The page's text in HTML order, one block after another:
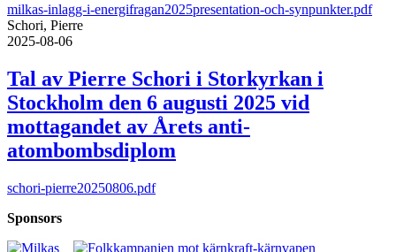
milkas-inlagg-i-energifragan2025presentation-och-synpunkter.pdf
Schori, Pierre
2025-08-06
Tal av Pierre Schori i Storkyrkan i
Stockholm den 6 augusti 2025 vid
mottagandet av Årets anti-
atombombsdiplom
schori-pierre20250806.pdf
Sponsors